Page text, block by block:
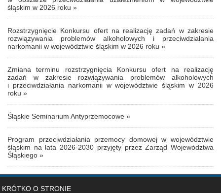
śląskim w 2026 roku »
Rozstrzygnięcie Konkursu ofert na realizację zadań w zakresie
rozwiązywania problemów alkoholowych i przeciwdziałania
narkomanii w województwie śląskim w 2026 roku »
Zmiana terminu rozstrzygnięcia Konkursu ofert na realizację
zadań w zakresie rozwiązywania problemów alkoholowych
i przeciwdziałania narkomanii w województwie śląskim w 2026
roku »
Śląskie Seminarium Antyprzemocowe »
Program przeciwdziałania przemocy domowej w województwie
śląskim na lata 2026-2030 przyjęty przez Zarząd Województwa
Śląskiego »
KRÓTKO O STRONIE